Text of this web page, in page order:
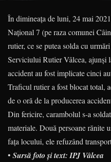
În dimineața de luni, 24 mai
Național 7 (pe raza comunei
rutier, ce se putea solda cu
Serviciului Rutier Vâlcea, ajunși
accident au fost implicate cinci
Traficul rutier a fost blocat total,
de o oră de la producerea
Din fericire, carambolul s-a
materiale. Două persoane rănite
fața locului, ele refuzând
• Sursă foto și text: IPJ Vâlcea